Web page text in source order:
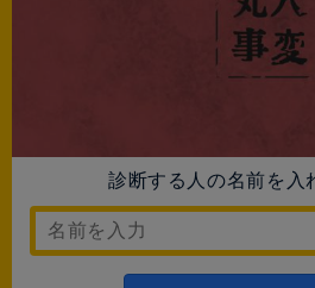
診断する人の名前を入